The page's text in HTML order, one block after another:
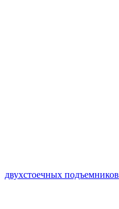
двухстоечных подъемников